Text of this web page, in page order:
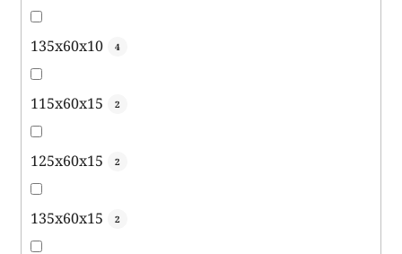
135x60x10 4
115x60x15 2
125x60x15 2
135x60x15 2